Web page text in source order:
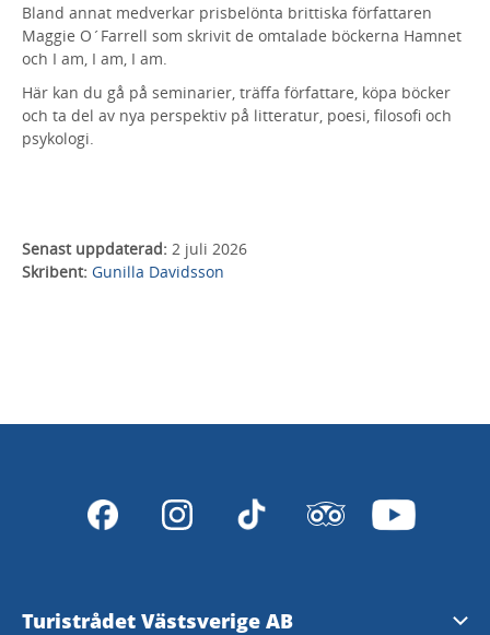
Bland annat medverkar prisbelönta brittiska författaren
Maggie O´Farrell som skrivit de omtalade böckerna Hamnet
och I am, I am, I am.
Här kan du gå på seminarier, träffa författare, köpa böcker
och ta del av nya perspektiv på litteratur, poesi, filosofi och
psykologi.
Senast uppdaterad: 2 juli 2026
Skribent: Gunilla Davidsson
Turistrådet Västsverige AB